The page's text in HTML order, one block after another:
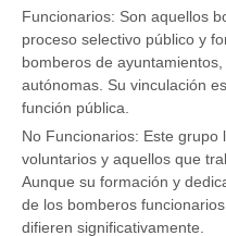
Funcionarios: Son aquellos
proceso selectivo público y
bomberos de
autónomas. Su vinculación
función pública.
No Funcionarios: Este
voluntarios y aquellos que
Aunque su formación y
de los bomberos
difieren significativamente.